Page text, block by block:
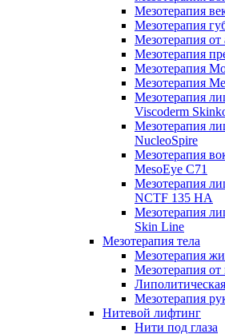
Мезотерапия
Мезотерапия
Мезотерапия от
Мезотерапия
Мезотерапия
Мезотерапия
Мезотерапия
Viscoderm
Мезотерапия
NucleoSpire
Мезотерапия
MesoEye С71
Мезотерапия
NCTF 135 HA
Мезотерапия
Skin Line
Мезотерапия тела
Мезотерапия
Мезотерапия
Мезотерапия
Нитевой лифтинг
Нити под глаза